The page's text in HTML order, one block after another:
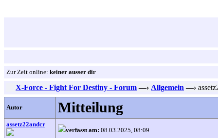
Zur Zeit online: keiner ausser dir
X-Force - Fight For Destiny - Forum —› Allgemein —›
Autor Mitteilung
assetz22andcr
verfasst am: 08.03.2025, 08:09